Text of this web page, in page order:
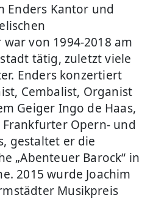
Enders Kantor und
von 1994-2018 am
tätig, zuletzt viele
Enders konzertiert
Cembalist, Organist
Geiger Ingo de Haas,
Opern- und
gestaltet er die
„Abenteuer Barock“ in
2015 wurde Joachim
Musikpreis